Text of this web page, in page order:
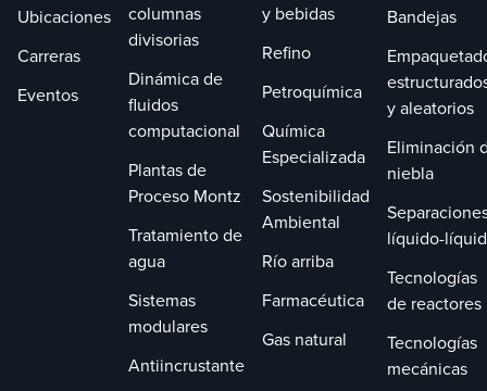
Ubicaciones
Carreras
Eventos
columnas
divisorias
Dinámica de
fluidos
computacional
Plantas de
Proceso Montz
Tratamiento de
agua
Sistemas
modulares
Antiincrustante
y bebidas
Refino
Petroquímica
Química
Especializada
Sostenibilidad
Ambiental
Río arriba
Farmacéutica
Gas natural
Bandejas
y aleatorios
Eliminación
niebla
líquido-
Tecnologías
de reactores
Tecnologías
mecánicas